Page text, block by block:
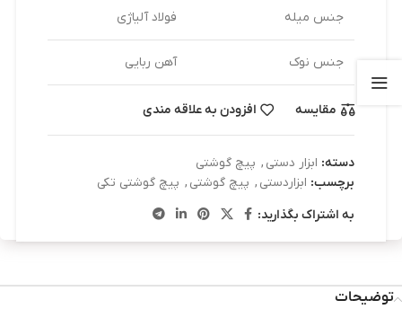
جنس میله فولاد آلیاژی
جنس نوک آهن ربایی
مقایسه افزودن به علاقه مندی
دسته: ابزار دستی , پیچ گوشتی
برچسب: ابزاردستی , پیچ گوشتی , پیچ گوشتی تکی
به اشتراک بگذارید:
توضیحات